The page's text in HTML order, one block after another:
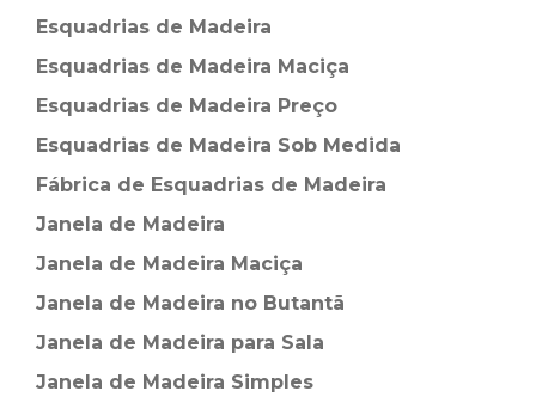
Esquadrias de Madeira⁠
Esquadrias de Madeira Maciça
Esquadrias de Madeira Preço
Esquadrias de Madeira Sob Medida
Fábrica de Esquadrias de Madeira
Janela de Madeira
Janela de Madeira Maciça
Janela de Madeira no Butantã
Janela de Madeira para Sala
Janela de Madeira Simples